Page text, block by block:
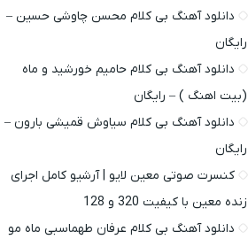
دانلود آهنگ بی کلام محسن چاوشی حسین –
رایگان
دانلود آهنگ بی کلام حامیم خورشید و ماه
(بیت اهنگ ) – رایگان
دانلود آهنگ بی کلام سیاوش قمیشی بارون –
رایگان
کنسرت صوتی معین لایو | آرشیو کامل اجرای
زنده معین با کیفیت 320 و 128
دانلود آهنگ بی کلام عرفان طهماسبی ماه مو